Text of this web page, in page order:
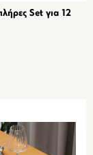
Set για 12